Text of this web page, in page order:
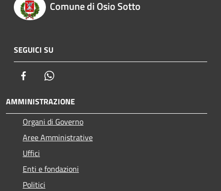
Comune di Osio Sotto
SEGUICI SU
Facebook
AMMINISTRAZIONE
Organi di Governo
Aree Amministrative
Uffici
Enti e fondazioni
Politici